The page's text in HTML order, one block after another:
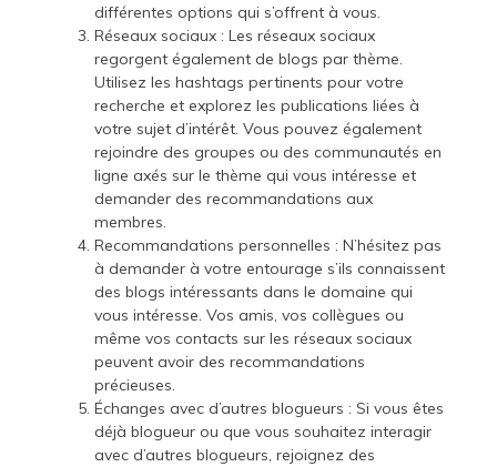
différentes options qui s’offrent à vous.
Réseaux sociaux : Les réseaux sociaux
regorgent également de blogs par thème.
Utilisez les hashtags pertinents pour votre
recherche et explorez les publications liées à
votre sujet d’intérêt. Vous pouvez également
rejoindre des groupes ou des communautés en
ligne axés sur le thème qui vous intéresse et
demander des recommandations aux
membres.
Recommandations personnelles : N’hésitez pas
à demander à votre entourage s’ils connaissent
des blogs intéressants dans le domaine qui
vous intéresse. Vos amis, vos collègues ou
même vos contacts sur les réseaux sociaux
peuvent avoir des recommandations
précieuses.
Échanges avec d’autres blogueurs : Si vous êtes
déjà blogueur ou que vous souhaitez interagir
avec d’autres blogueurs, rejoignez des